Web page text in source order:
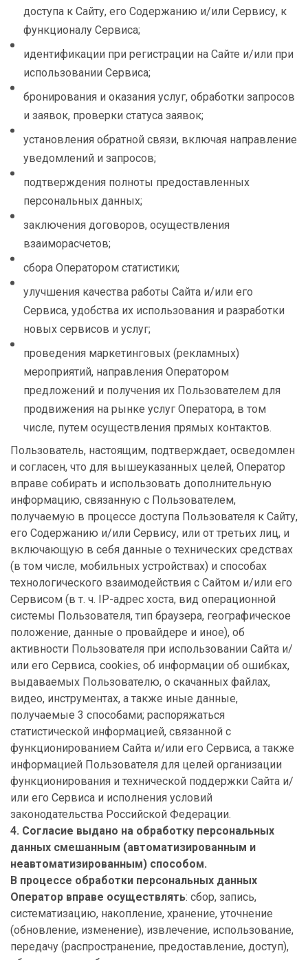
доступа к Сайту, его Содержанию и/или Сервису, к
функционалу Сервиса;
идентификации при регистрации на Сайте и/или при
использовании Сервиса;
бронирования и оказания услуг, обработки запросов
и заявок, проверки статуса заявок;
установления обратной связи, включая направление
уведомлений и запросов;
подтверждения полноты предоставленных
персональных данных;
заключения договоров, осуществления
взаиморасчетов;
сбора Оператором статистики;
улучшения качества работы Сайта и/или его
Сервиса, удобства их использования и разработки
новых сервисов и услуг;
проведения маркетинговых (рекламных)
мероприятий, направления Оператором
предложений и получения их Пользователем для
продвижения на рынке услуг Оператора, в том
числе, путем осуществления прямых контактов.
Пользователь, настоящим, подтверждает, осведомлен
и согласен, что для вышеуказанных целей, Оператор
вправе собирать и использовать дополнительную
информацию, связанную с Пользователем,
получаемую в процессе доступа Пользователя к Сайту,
его Содержанию и/или Сервису, или от третьих лиц, и
включающую в себя данные о технических средствах
(в том числе, мобильных устройствах) и способах
технологического взаимодействия с Сайтом и/или его
Сервисом (в т. ч. IP-адрес хоста, вид операционной
системы Пользователя, тип браузера, географическое
положение, данные о провайдере и иное), об
активности Пользователя при использовании Сайта и/
или его Сервиса, cookies, об информации об ошибках,
выдаваемых Пользователю, о скачанных файлах,
видео, инструментах, а также иные данные,
получаемые 3 способами; распоряжаться
статистической информацией, связанной с
функционированием Сайта и/или его Сервиса, а также
информацией Пользователя для целей организации
функционирования и технической поддержки Сайта и/
или его Сервиса и исполнения условий
законодательства Российской Федерации.
4. Согласие выдано на обработку персональных
данных смешанным (автоматизированным и
неавтоматизированным) способом.
В процессе обработки персональных данных
Оператор вправе осуществлять: сбор, запись,
систематизацию, накопление, хранение, уточнение
(обновление, изменение), извлечение, использование,
передачу (распространение, предоставление, доступ),